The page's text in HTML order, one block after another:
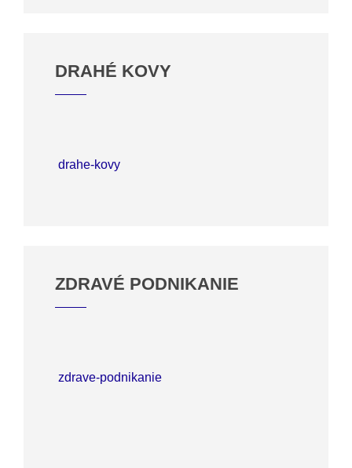
DRAHÉ KOVY
drahe-kovy
ZDRAVÉ PODNIKANIE
zdrave-podnikanie